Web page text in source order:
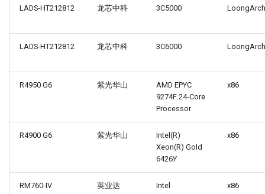
LADS-HT212812 龙芯中科 3C5000 LoongArch
LADS-HT212812 龙芯中科 3C6000 LoongArch
R4950 G6 紫光华山
AMD EPYC
9274F 24-Core
Processor
x86
R4900 G6 紫光华山
Intel(R)
Xeon(R) Gold
6426Y
x86
RM760-IV 英业达 Intel x86